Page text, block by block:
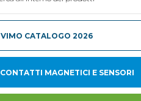
VIMO CATALOGO 2026
CONTATTI MAGNETICI E SENSORI